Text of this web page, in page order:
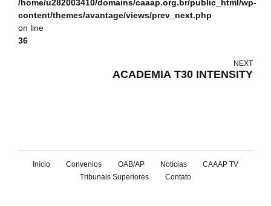
/home/u282003410/domains/caaap.org.br/public_html/wp-
content/themes/avantage/views/prev_next.php
on line
36
NEXT
ACADEMIA T30 INTENSITY
Início Convenios OAB/AP Notícias
CAAAP TV
Tribunais Superiores
Contato